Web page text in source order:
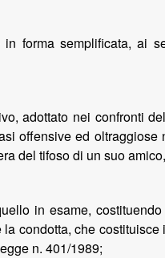
forma semplificata, ai
adottato nei confronti
offensive ed
del tifoso di un suo
in esame,
condotta, che
n. 401/1989;